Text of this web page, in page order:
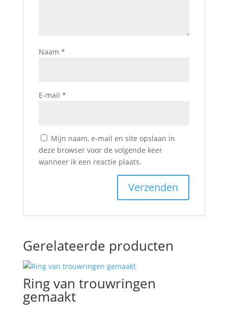
Naam *
E-mail *
Mijn naam, e-mail en site opslaan in
deze browser voor de volgende keer
wanneer ik een reactie plaats.
Gerelateerde producten
Ring van trouwringen
gemaakt